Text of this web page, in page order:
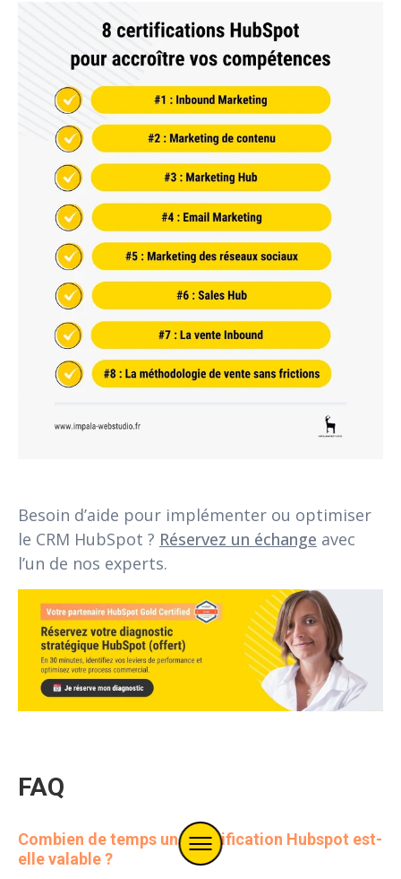
Menu
Besoin d’aide pour implémenter ou optimiser
le CRM HubSpot ? Réservez un échange avec
l’un de nos experts.
FAQ
Combien de temps une certification Hubspot est-
elle valable ?